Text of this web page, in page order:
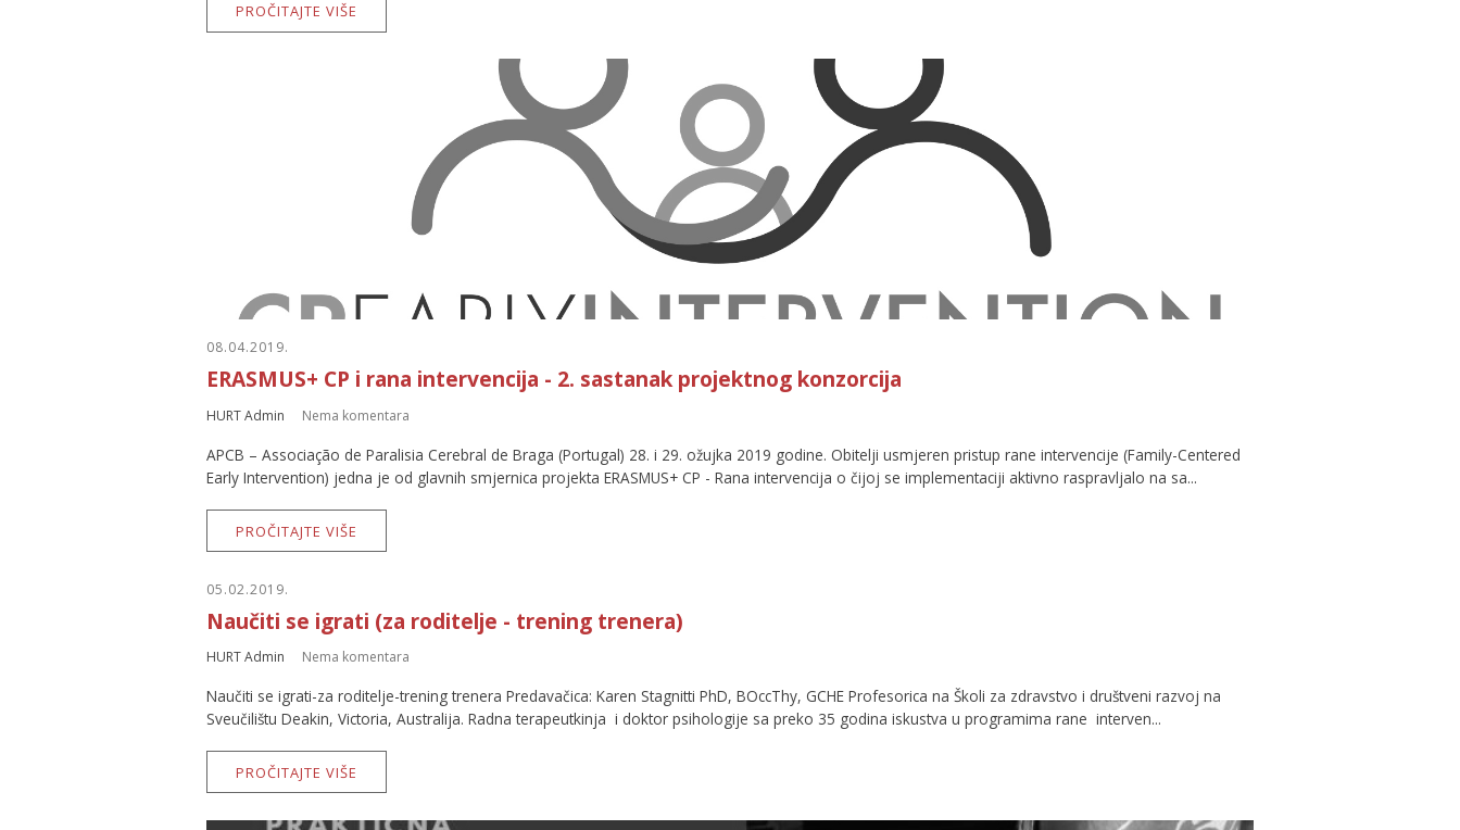
PROČITAJTE VIŠE
08.04.2019.
ERASMUS+ CP i rana intervencija - 2. sastanak projektnog konzorcija
HURT Admin Nema komentara
APCB – Associação de Paralisia Cerebral de Braga (Portugal) 28. i 29. ožujka 2019 godine. Obitelji usmjeren pristup rane intervencije (Family-Centered
Early Intervention) jedna je od glavnih smjernica projekta ERASMUS+ CP - Rana intervencija o čijoj se implementaciji aktivno raspravljalo na sa...
PROČITAJTE VIŠE
05.02.2019.
Naučiti se igrati (za roditelje - trening trenera)
HURT Admin Nema komentara
Naučiti se igrati-za roditelje-trening trenera Predavačica: Karen Stagnitti PhD, BOccThy, GCHE Profesorica na Školi za zdravstvo i društveni razvoj na
Sveučilištu Deakin, Victoria, Australija. Radna terapeutkinja i doktor psihologije sa preko 35 godina iskustva u programima rane interven...
PROČITAJTE VIŠE